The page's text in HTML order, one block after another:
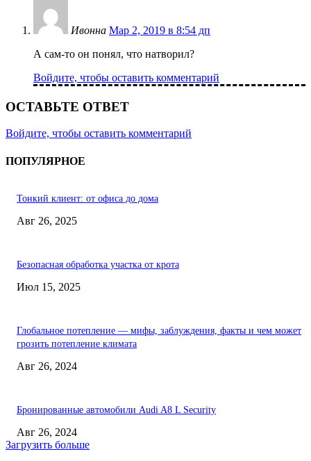
Ивонна Мар 2, 2019 в 8:54 дп
А сам-то он понял, что натворил?
Войдите, чтобы оставить комментарий
ОСТАВЬТЕ ОТВЕТ
Войдите, чтобы оставить комментарий
ПОПУЛЯРНОЕ
Тонкий клиент: от офиса до дома
Авг 26, 2025
Безопасная обработка участка от крота
Июл 15, 2025
Глобальное потепление — мифы, заблуждения, факты и чем может
грозить потепление климата
Авг 26, 2024
Бронированные автомобили Audi A8 L Security
Авг 26, 2024
Загрузить больше